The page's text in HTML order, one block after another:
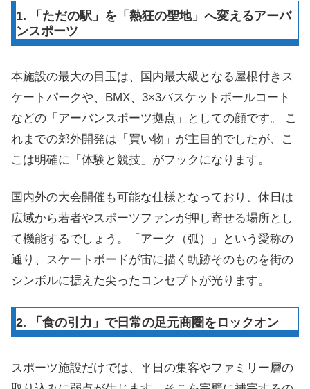
1. 「ただの駅」を「熱狂の聖地」へ変えるアーバ
ンスポーツ
本施設の最大の目玉は、国内最大級となる屋根付きス
ケートパークや、BMX、3×3バスケットボールコート
などの「アーバンスポーツ拠点」としての顔です。 こ
れまでの郊外開発は「買い物」が主目的でしたが、こ
こは明確に「体験と競技」がフックになります。
国内外の大会開催も可能な仕様となっており、休日は
広域から若者やスポーツファンが押し寄せる場所とし
て機能するでしょう。「アーク（弧）」という愛称の
通り、スケートボードが宙に描く軌跡そのものを街の
シンボルに据えた尖ったコンセプトが光ります。
2. 「食の引力」で日常の足元商圏をロックオン
スポーツ施設だけでは、平日の集客やファミリー層の